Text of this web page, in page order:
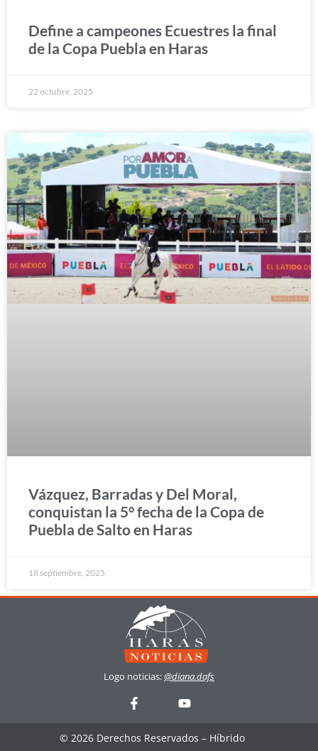
Define a campeones Ecuestres la final
de la Copa Puebla en Haras
22 octubre, 2025
Vázquez, Barradas y Del Moral,
conquistan la 5° fecha de la Copa de
Puebla de Salto en Haras
18 septiembre, 2025
Logo noticias:@diana.dafs
© 2026 Derechos Reservados – Híbrido